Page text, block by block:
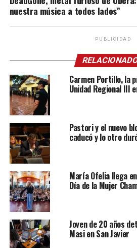
nuestra música a todos lados”
PUBLICIDAD
Carmen Portillo, la
Unidad Regional III
Pastori y el nuevo
caducó y lo otro
María Ofelia llega
Día de la Mujer
Joven de 20 años
Masi en San Javier